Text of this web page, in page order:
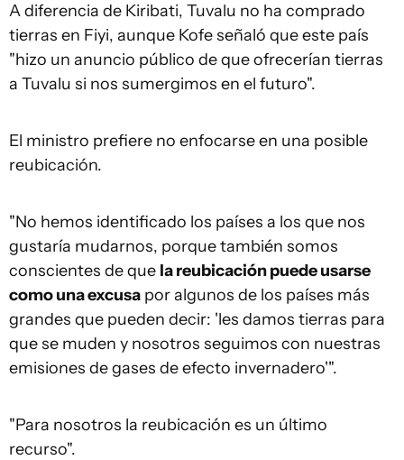
A diferencia de Kiribati, Tuvalu no ha comprado
tierras en Fiyi, aunque Kofe señaló que este país
"hizo un anuncio público de que ofrecerían tierras
a Tuvalu si nos sumergimos en el futuro".
El ministro prefiere no enfocarse en una posible
reubicación.
"No hemos identificado los países a los que nos
gustaría mudarnos, porque también somos
conscientes de que la reubicación puede usarse
como una excusa por algunos de los países más
grandes que pueden decir: 'les damos tierras para
que se muden y nosotros seguimos con nuestras
emisiones de gases de efecto invernadero'".
"Para nosotros la reubicación es un último
recurso".